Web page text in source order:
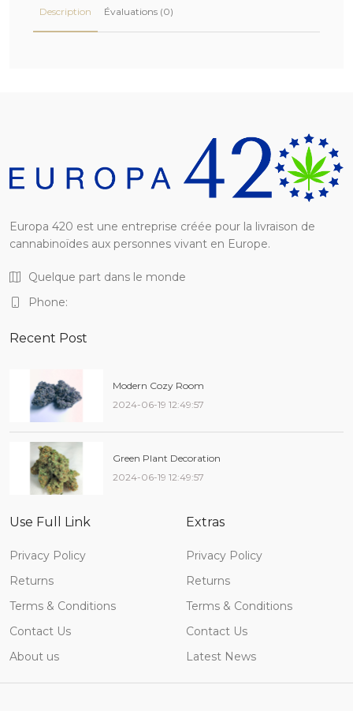
Description Évaluations (0)
Europa 420 est une entreprise créée pour la livraison de
cannabinoïdes aux personnes vivant en Europe.
Quelque part dans le monde
Phone:
Recent Post
Modern Cozy Room
2024-06-19 12:49:57
Green Plant Decoration
2024-06-19 12:49:57
Use Full Link
Privacy Policy
Returns
Terms & Conditions
Contact Us
About us
Extras
Privacy Policy
Returns
Terms & Conditions
Contact Us
Latest News